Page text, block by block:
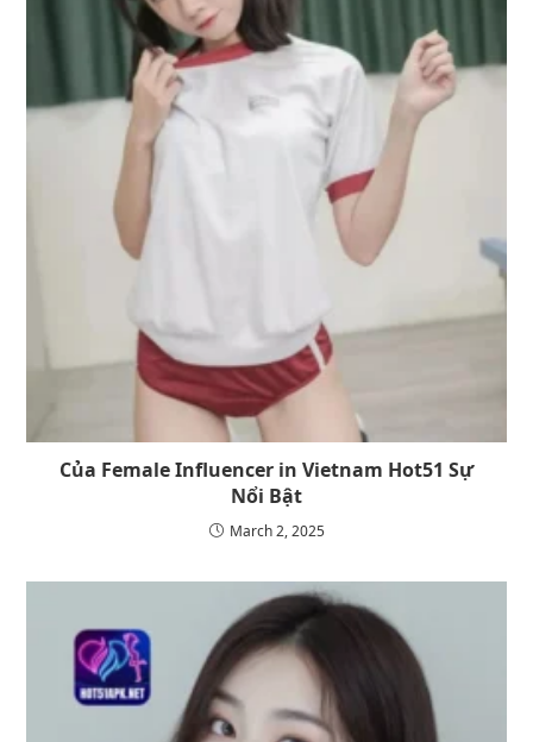
Của Female Influencer in Vietnam Hot51 Sự
Nổi Bật
March 2, 2025